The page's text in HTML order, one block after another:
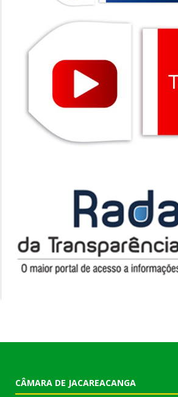
CÂMARA DE JACAREACANGA